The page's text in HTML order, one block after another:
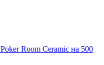
Room Ceramic на 500